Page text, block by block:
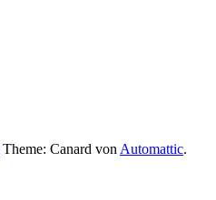
Theme: Canard von Automattic.